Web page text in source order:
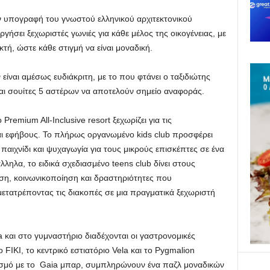
του γνωστού ελληνικού αρχιτεκτονικού
ξεχωριστές γωνιές για κάθε μέλος της οικογένειας, με
ώστε κάθε στιγμή να είναι μοναδική.
αμέσως ευδιάκριτη, με το που φτάνει ο ταξιδιώτης
σουίτες 5 αστέρων να αποτελούν σημείο αναφοράς.
Premium All-Inclusive resort ξεχωρίζει για τις
εφήβους. Το πλήρως οργανωμένο kids club προσφέρει
και ψυχαγωγία για τους μικρούς επισκέπτες σε ένα
το ειδικά σχεδιασμένο teens club δίνει στους
κοινωνικοποίηση και δραστηριότητες που
τις διακοπές σε μια πραγματικά ξεχωριστή
στο γυμναστήριο διαδέχονται οι γαστρονομικές
το κεντρικό εστιατόριο Vela και το Pygmalion
με το Gaia μπαρ, συμπληρώνουν ένα παζλ μοναδικών